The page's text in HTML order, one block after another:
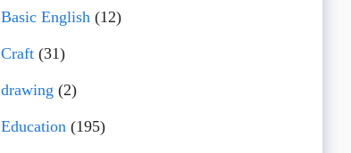
Basic English (12)
Craft (31)
drawing (2)
Education (195)